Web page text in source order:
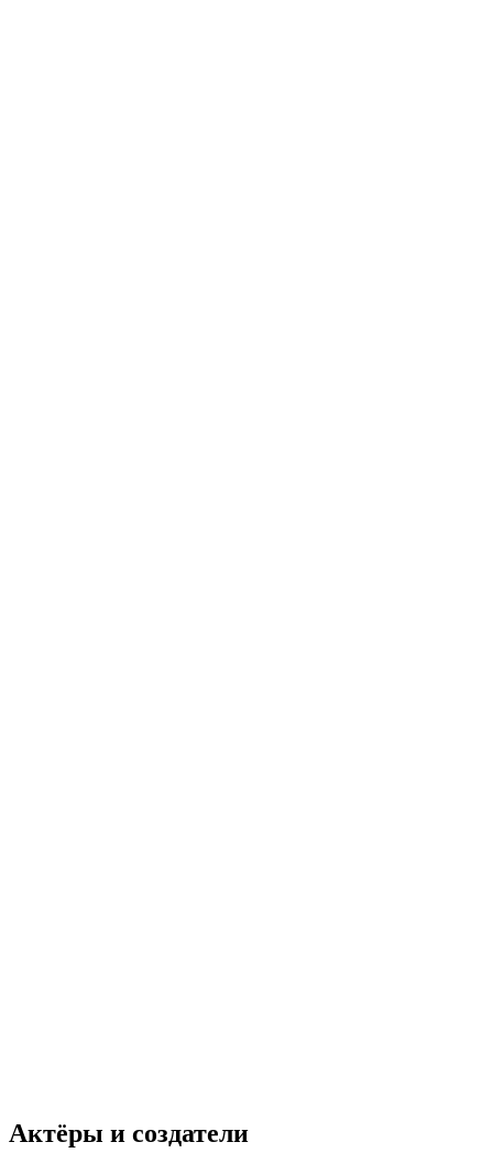
Актёры и создатели